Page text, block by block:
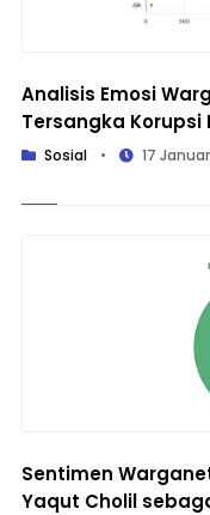
Analisis Emosi
Tersangka Korupsi
Sosial • 17
Sentimen
Yaqut Cholil